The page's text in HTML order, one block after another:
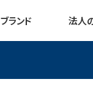
ブランド 法人